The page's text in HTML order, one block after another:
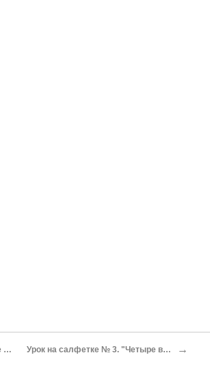
Урок на салфетке № 1. "Дважды два четыре" Урок на салфетке № 3. "Четыре вещи, которые вам необходимо сделать" →